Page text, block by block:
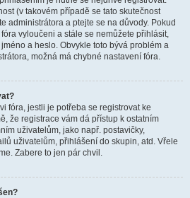
(v takovém případě se tato skutečnost
administrátora a ptejte se na důvody. Pokud
vyloučeni a stále se nemůžete přihlásit,
a heslo. Obvykle toto bývá problém a
možná má chybné nastavení fóra.
fóra, jestli je potřeba se registrovat ke
že registrace vám dá přístup k ostatním
uživatelům, jako např. postavičky,
uživatelům, přihlášení do skupin, atd. Vřele
Zabere to jen pár chvil.